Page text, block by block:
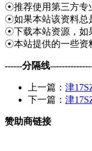
☉推荐使用第三方专
☉如果本站该资料总
☉下载本站资源，如
☉本站提供的一些资
------分隔线
上一篇： 津
下一篇： 津
赞助商链接